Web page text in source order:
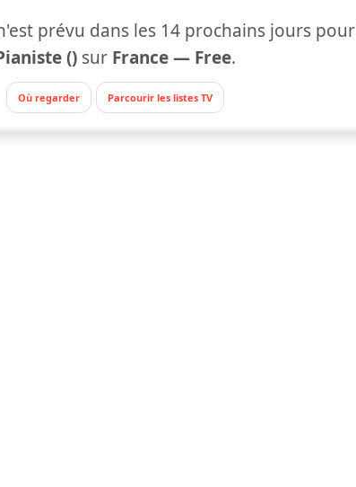
prévu dans les 14 prochains jours pour
()sur France — Free.
Où regarder Parcourir les listes TV